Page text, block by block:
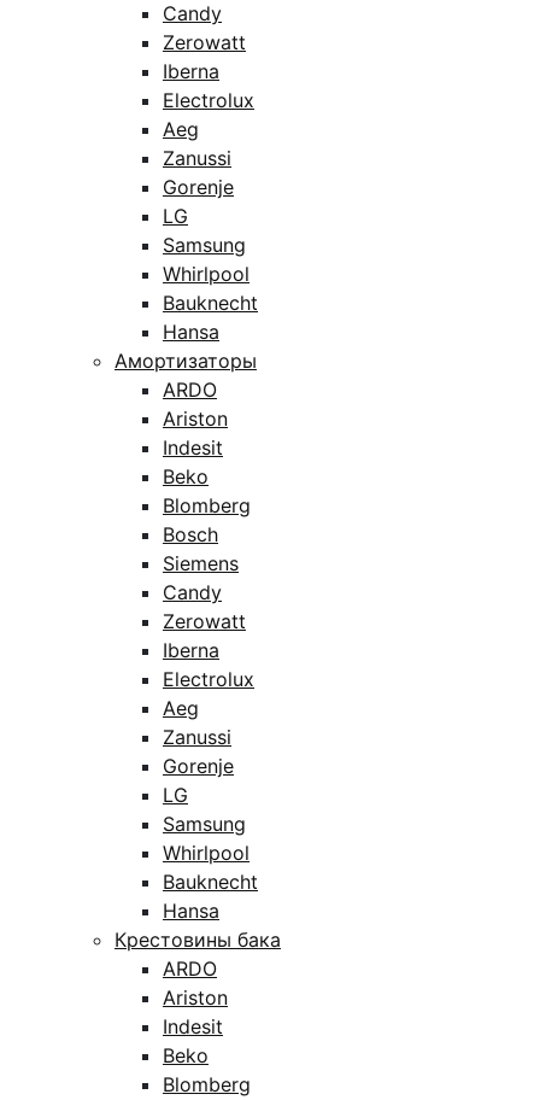
Candy
Zerowatt
Iberna
Electrolux
Aeg
Zanussi
Gorenje
LG
Samsung
Whirlpool
Bauknecht
Hansa
Амортизаторы
ARDO
Ariston
Indesit
Beko
Blomberg
Bosch
Siemens
Candy
Zerowatt
Iberna
Electrolux
Aeg
Zanussi
Gorenje
LG
Samsung
Whirlpool
Bauknecht
Hansa
Крестовины бака
ARDO
Ariston
Indesit
Beko
Blomberg